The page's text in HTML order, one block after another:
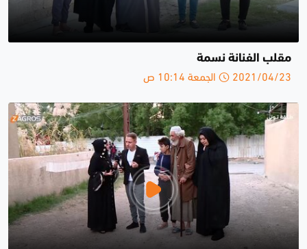
مقلب الفنانة نسمة
2021/04/23 الجمعة 10:14 ص